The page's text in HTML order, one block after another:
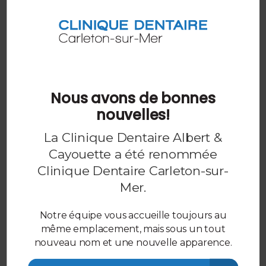
d'obturation nécessite donc généralement au moins
deux rendez-vous dentaires.
dentistes Carleton-sur-Mer dès
Nous avons de bonnes
nouvelles!
La Clinique Dentaire Albert &
Cayouette a été renommée
Clinique Dentaire Carleton-sur-
Mer.
Notre équipe vous accueille toujours au
même emplacement, mais sous un tout
nouveau nom et une nouvelle apparence.